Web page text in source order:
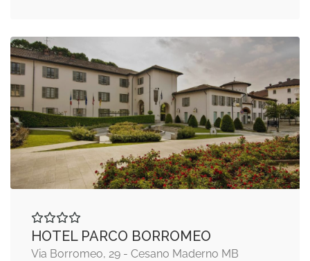
HOTEL PARCO BORROMEO
Via Borromeo, 29 - Cesano Maderno MB